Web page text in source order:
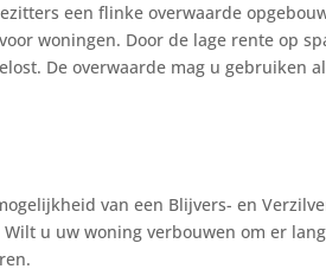
een flinke overwaarde
woningen. Door de lage rente op
De overwaarde mag u gebruiken
van een Blijvers- en
u uw woning verbouwen om er